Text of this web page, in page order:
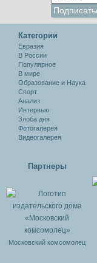
Категории
Евразия
В России
Популярное
В мире
Образование и Наука
Спорт
Анализ
Интервью
Злоба дня
Фотогалерея
Видеогалерея
Партнеры
Московский комсомолец